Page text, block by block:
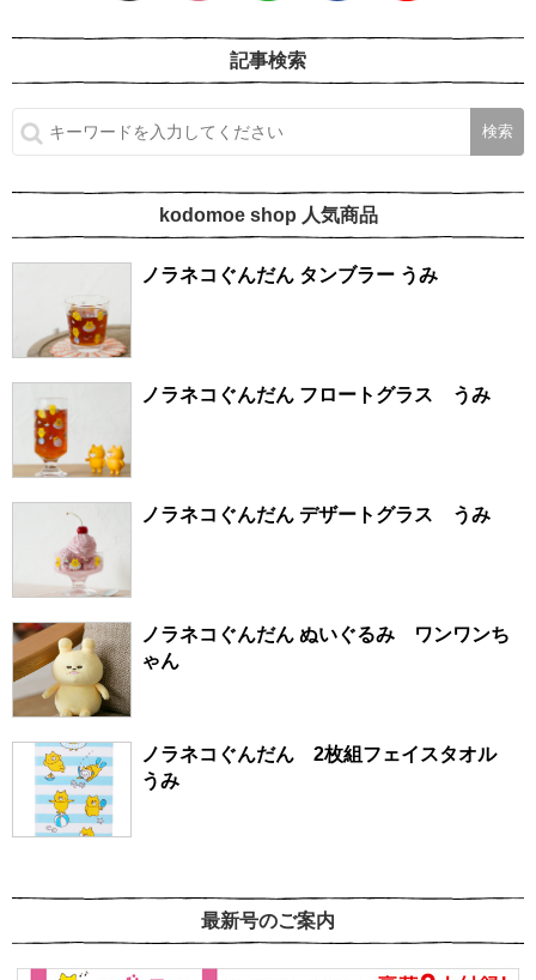
記事検索
kodomoe shop 人気商品
ノラネコぐんだん タンブラー うみ
ノラネコぐんだん フロートグラス うみ
ノラネコぐんだん デザートグラス うみ
ノラネコぐんだん ぬいぐるみ ワンワンち
ゃん
ノラネコぐんだん 2枚組フェイスタオル
うみ
最新号のご案内